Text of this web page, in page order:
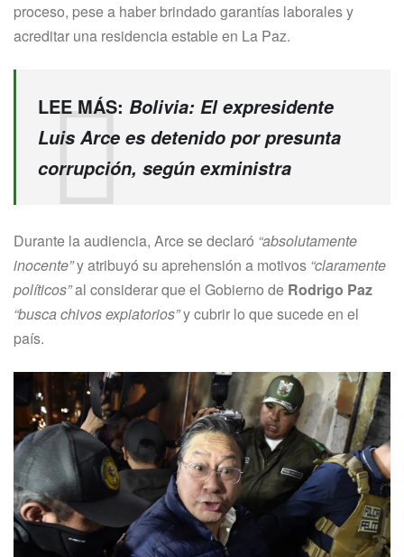
proceso, pese a haber brindado garantías laborales y
acreditar una residencia estable en La Paz.
LEE MÁS: Bolivia: El expresidente
Luis Arce es detenido por presunta
corrupción, según exministra
Durante la audiencia, Arce se declaró “absolutamente
inocente”y atribuyó su aprehensión a motivos “claramente
políticos”al considerar que el Gobierno de Rodrigo Paz
“busca chivos expiatorios”y cubrir lo que sucede en el
país.